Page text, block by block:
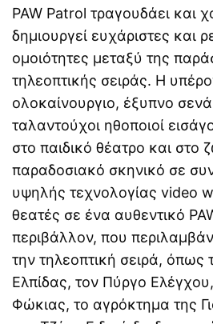
PAW Patrol τραγουδάει και
δημιουργεί ευχάριστες και
ομοιότητες μεταξύ της
τηλεοπτικής σειράς. Η
ολοκαίνουργιο, έξυπνο
ταλαντούχοι ηθοποιοί
στο παιδικό θέατρο και στο
παραδοσιακό σκηνικό σε
υψηλής τεχνολογίας video
θεατές σε ένα αυθεντικό
περιβάλλον, που
την τηλεοπτική σειρά, όπως
Ελπίδας, τον Πύργο
Φώκιας, το αγρόκτημα της